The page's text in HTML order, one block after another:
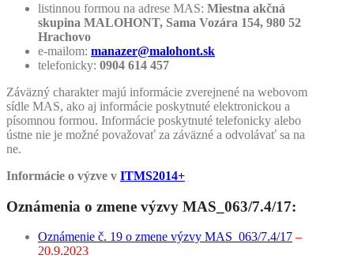
listinnou formou na adrese MAS: Miestna akčná
skupina MALOHONT, Sama Vozára 154, 980 52
Hrachovo
e-mailom: manazer@malohont.sk
telefonicky: 0904 614 457
Záväzný charakter majú informácie zverejnené na webovom
sídle MAS, ako aj informácie poskytnuté elektronickou a
písomnou formou. Informácie poskytnuté telefonicky alebo
ústne nie je možné považovať za záväzné a odvolávať sa na
ne.
Informácie o výzve v ITMS2014+
Oznámenia o zmene výzvy MAS_063/7.4/17:
Oznámenie č. 19 o zmene výzvy MAS_063/7.4/17 –
20.9.2023